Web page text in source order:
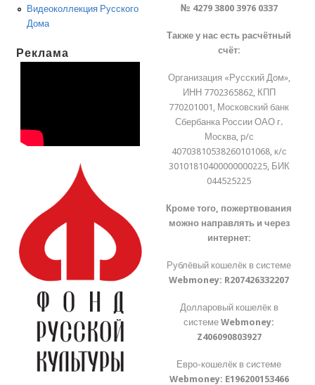
Видеоколлекция Русского
Дома
Реклама
№ 4279 3800 3976 0337
Также у нас есть расчётный
счёт:
Организация «Русский Дом»,
ИНН 7702365862, КПП
770201001, Московский банк
Сбербанка России ОАО г.
Москва, р/с
40703810538260101068, к/с
30101810400000000225, БИК
044525225
Кроме того, пожертвования
можно направлять и через
интернет:
Рублёвый кошелёк в системе
Webmoney: R207426332207
Долларовый кошелёк в
системеWebmoney:
Z406090803927
Евро-кошелёк в системе
Webmoney: E196200153466